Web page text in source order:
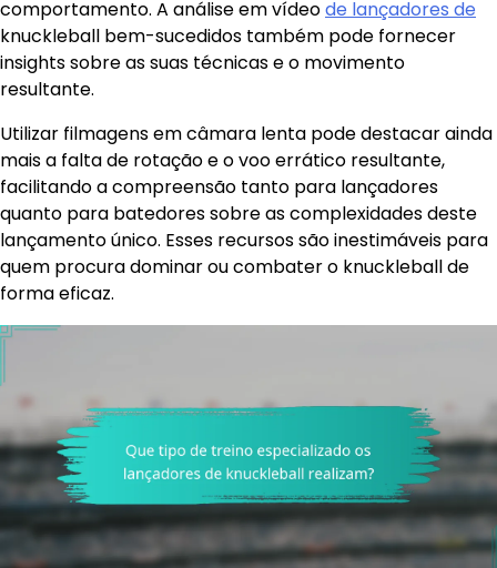
comportamento. A análise em vídeode lançadores de
knuckleball bem-sucedidos também pode fornecer
insights sobre as suas técnicas e o movimento
resultante.
Utilizar filmagens em câmara lenta pode destacar ainda
mais a falta de rotação e o voo errático resultante,
facilitando a compreensão tanto para lançadores
quanto para batedores sobre as complexidades deste
lançamento único. Esses recursos são inestimáveis para
quem procura dominar ou combater o knuckleball de
forma eficaz.